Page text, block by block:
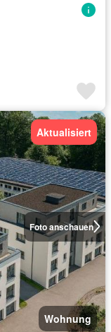
Foto anschauen
Aktualisiert
Wohnung